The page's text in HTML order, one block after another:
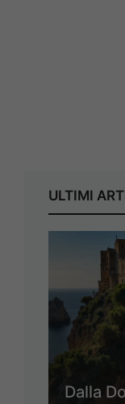
ULTIMI
Dalla